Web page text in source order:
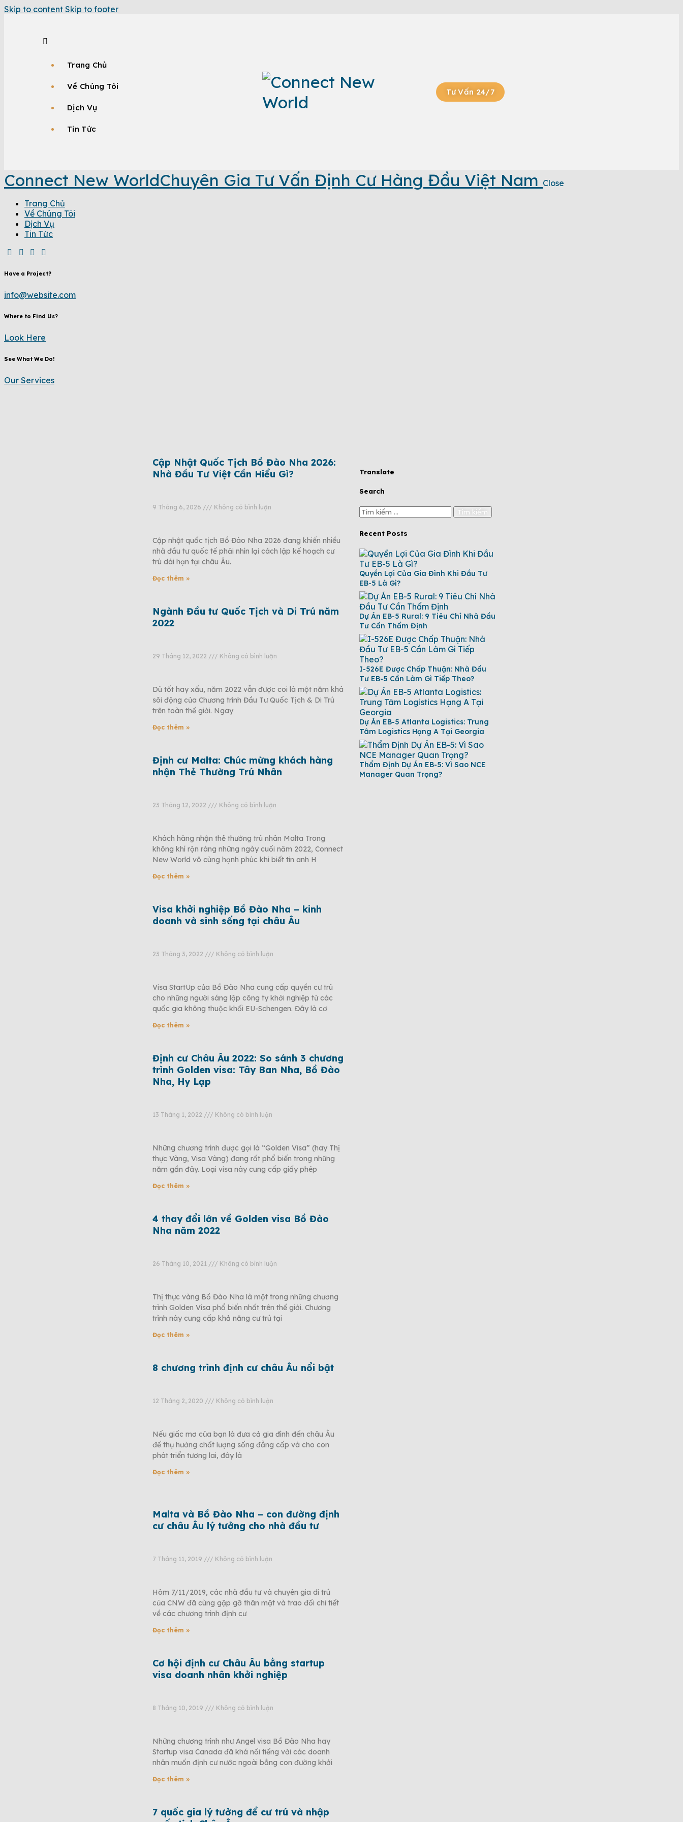
Skip to content Skip to footer
Trang Chủ
Về Chúng Tôi
Dịch Vụ
Tin Tức
Tư Vấn 24/7
Connect New WorldChuyên Gia Tư Vấn Định Cư Hàng Đầu Việt Nam Close
Trang Chủ
Về Chúng Tôi
Dịch Vụ
Tin Tức
Have a Project?
info@website.com
Where to Find Us?
Look Here
See What We Do!
Our Services
Cập Nhật Quốc Tịch Bồ Đào Nha 2026:
Nhà Đầu Tư Việt Cần Hiểu Gì?
9 Tháng 6, 2026 Không có bình luận
Cập nhật quốc tịch Bồ Đào Nha 2026 đang khiến nhiều
nhà đầu tư quốc tế phải nhìn lại cách lập kế hoạch cư
trú dài hạn tại châu Âu.
Đọc thêm »
Ngành Đầu tư Quốc Tịch và Di Trú năm
2022
29 Tháng 12, 2022 Không có bình luận
Dù tốt hay xấu, năm 2022 vẫn được coi là một năm khá
sôi động của Chương trình Đầu Tư Quốc Tịch & Di Trú
trên toàn thế giới. Ngay
Đọc thêm »
Định cư Malta: Chúc mừng khách hàng
nhận Thẻ Thường Trú Nhân
23 Tháng 12, 2022 Không có bình luận
Khách hàng nhận thẻ thường trú nhân Malta Trong
không khí rộn ràng những ngày cuối năm 2022, Connect
New World vô cùng hạnh phúc khi biết tin anh H
Đọc thêm »
Visa khởi nghiệp Bồ Đào Nha – kinh
doanh và sinh sống tại châu Âu
23 Tháng 3, 2022 Không có bình luận
Visa StartUp của Bồ Đào Nha cung cấp quyền cư trú
cho những người sáng lập công ty khởi nghiệp từ các
quốc gia không thuộc khối EU-Schengen. Đây là cơ
Đọc thêm »
Định cư Châu Âu 2022: So sánh 3 chương
trình Golden visa: Tây Ban Nha, Bồ Đào
Nha, Hy Lạp
13 Tháng 1, 2022 Không có bình luận
Những chương trình được gọi là “Golden Visa” (hay Thị
thực Vàng, Visa Vàng) đang rất phổ biến trong những
năm gần đây. Loại visa này cung cấp giấy phép
Đọc thêm »
4 thay đổi lớn về Golden visa Bồ Đào
Nha năm 2022
26 Tháng 10, 2021 Không có bình luận
Thị thực vàng Bồ Đào Nha là một trong những chương
trình Golden Visa phổ biến nhất trên thế giới. Chương
trình này cung cấp khả năng cư trú tại
Đọc thêm »
8 chương trình định cư châu Âu nổi bật
12 Tháng 2, 2020 Không có bình luận
Nếu giấc mơ của bạn là đưa cả gia đình đến châu Âu
để thụ hưởng chất lượng sống đẳng cấp và cho con
phát triển tương lai, đây là
Đọc thêm »
Malta và Bồ Đào Nha – con đường định
cư châu Âu lý tưởng cho nhà đầu tư
7 Tháng 11, 2019 Không có bình luận
Hôm 7/11/2019, các nhà đầu tư và chuyên gia di trú
của CNW đã cùng gặp gỡ thân mật và trao đổi chi tiết
về các chương trình định cư
Đọc thêm »
Cơ hội định cư Châu Âu bằng startup
visa doanh nhân khởi nghiệp
8 Tháng 10, 2019 Không có bình luận
Những chương trình như Angel visa Bồ Đào Nha hay
Startup visa Canada đã khá nổi tiếng với các doanh
nhân muốn định cư nước ngoài bằng con đường khởi
Đọc thêm »
7 quốc gia lý tưởng để cư trú và nhập
Translate
Search
Recent Posts
Quyền Lợi Của Gia Đình Khi Đầu Tư
EB-5 Là Gì?
Dự Án EB-5 Rural: 9 Tiêu Chí Nhà Đầu
Tư Cần Thẩm Định
I-526E Được Chấp Thuận: Nhà Đầu
Tư EB-5 Cần Làm Gì Tiếp Theo?
Dự Án EB-5 Atlanta Logistics: Trung
Tâm Logistics Hạng A Tại Georgia
Thẩm Định Dự Án EB-5: Vì Sao NCE
Manager Quan Trọng?